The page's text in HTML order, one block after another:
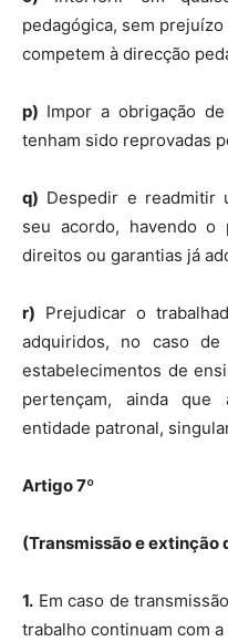
pedagógica, sem
competem à direcção
p) Impor a obrigação
tenham sido reprovadas
q) Despedir e readmitir
seu acordo, havendo
direitos ou garantias já
r) Prejudicar o
adquiridos, no caso
estabelecimentos de
pertençam, ainda
entidade patronal,
Artigo 7º
(Transmissão e
1. Em caso de
trabalho continuam com